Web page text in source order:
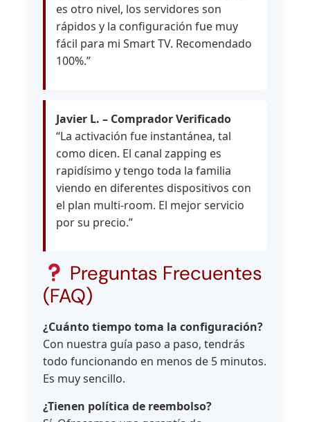
es otro nivel, los servidores son
rápidos y la configuración fue muy
fácil para mi Smart TV. Recomendado
100%.”
Javier L. – Comprador Verificado
“La activación fue instantánea, tal
como dicen. El canal zapping es
rapidísimo y tengo toda la familia
viendo en diferentes dispositivos con
el plan multi-room. El mejor servicio
por su precio.”
Preguntas Frecuentes
(FAQ)
¿Cuánto tiempo toma la configuración?
Con nuestra guía paso a paso, tendrás
todo funcionando en menos de 5 minutos.
Es muy sencillo.
¿Tienen política de reembolso?